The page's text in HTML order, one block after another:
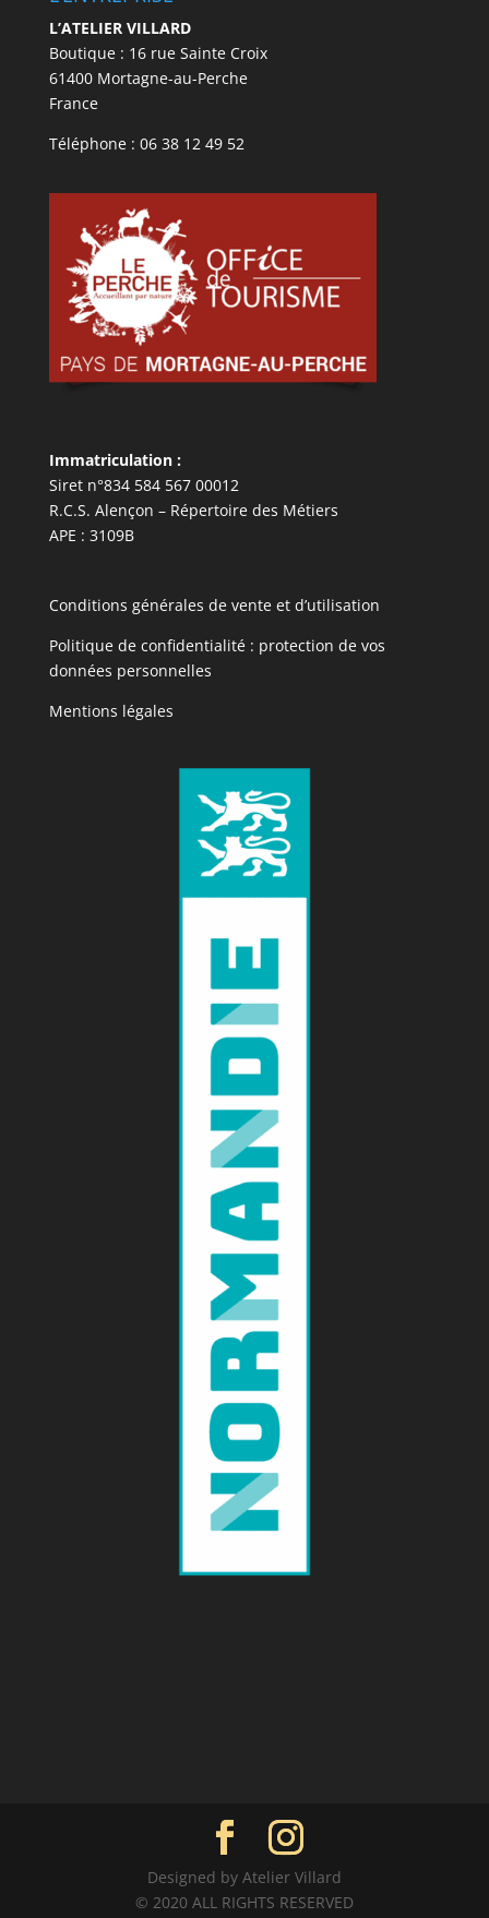
L’ATELIER VILLARD
Boutique : 16 rue Sainte Croix
61400 Mortagne-au-Perche
France
Téléphone : 06 38 12 49 52
Immatriculation :
Siret n°834 584 567 00012
R.C.S. Alençon – Répertoire des Métiers
APE : 3109B
Conditions générales de vente et d’utilisation
Politique de confidentialité : protection de vos
données personnelles
Mentions légales
Designed by Atelier Villard
© 2020 ALL RIGHTS RESERVED